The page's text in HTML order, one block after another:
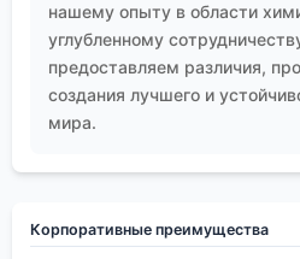
нашему опыту в области
углубленному
предоставляем различия,
создания лучшего и
мира.
Корпоративные преимущества